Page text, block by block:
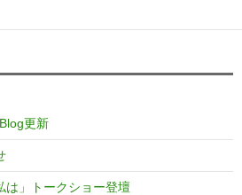
更新
は」トークショー登壇